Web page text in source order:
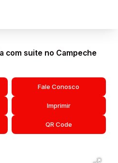
com suite no Campeche
Fale Conosco
Imprimir
QR Code